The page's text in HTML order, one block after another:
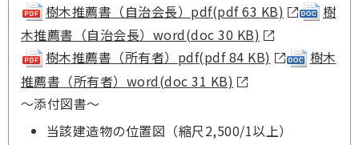
樹木推薦書（自治会長）pdf(pdf 63 KB)
樹
木推薦書（自治会長）word(doc 30 KB)
樹木推薦書（所有者）pdf(pdf 84 KB)
樹木
推薦書（所有者）word(doc 31 KB)
～添付図書～
当該建造物の位置図（縮尺2,500/1以上）